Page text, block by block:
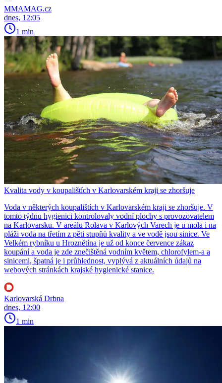
MMAMAG.cz
dnes, 12:05
1 min
Kvalita vody v koupalištích v Karlovarském kraji se zhoršuje
Voda v některých koupalištích v Karlovarském kraji se zhoršuje. V
tomto týdnu hygienici kontrolovaly vodní plochy s provozovatelem
na Karlovarsku. V areálu Rolava v Karlových Varech je u mola i na
pláži voda na třetím z pěti stupňů kvality a ve vodě jsou sinice. Ve
Velkém rybníku u Hroznětína je už od konce července zákaz
koupání a voda je zde znečištěná vodním květem, chlorofylem-a a
sinicemi, špatná je i průhlednost, vyplývá z aktuálních údajů na
webových stránkách krajské hygienické stanice.
Karlovarská Drbna
dnes, 12:00
1 min